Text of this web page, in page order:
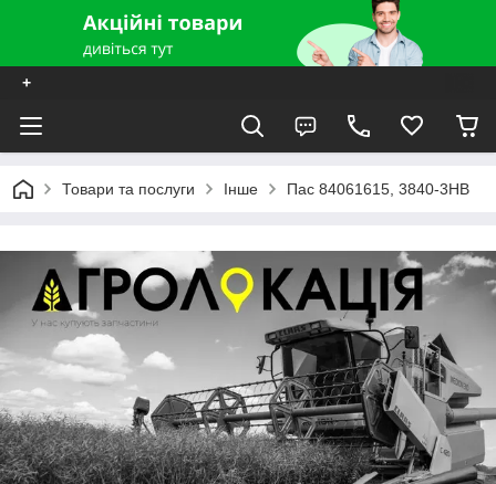
+
Товари та послуги Інше Пас 84061615, 3840-3HB